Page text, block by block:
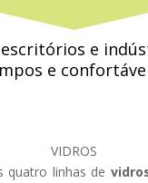
e
e
VIDROS
quatro linhas de